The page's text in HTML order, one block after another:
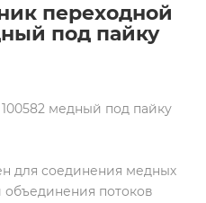
переходной
под пайку
медный под пайку
для соединения медных
потоков